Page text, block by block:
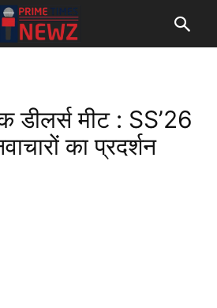
डीलर्स मीट : SS’26
का प्रदर्शन